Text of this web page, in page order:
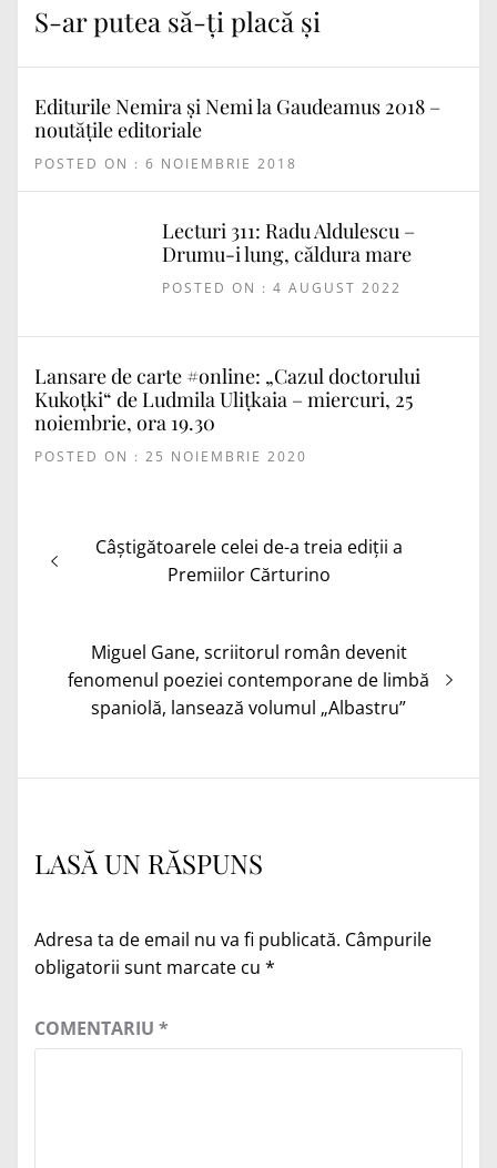
S-ar putea să-ți placă și
Editurile Nemira și Nemi la Gaudeamus 2018 –
noutățile editoriale
POSTED ON : 6 NOIEMBRIE 2018
Lecturi 311: Radu Aldulescu –
Drumu-i lung, căldura mare
POSTED ON : 4 AUGUST 2022
Lansare de carte #online: „Cazul doctorului
Kukoțki“ de Ludmila Ulițkaia – miercuri, 25
noiembrie, ora 19.30
POSTED ON : 25 NOIEMBRIE 2020
Navigare
în
Articolul
Câștigătoarele celei de-a treia ediții a
Premiilor Cărturino
Articolul
următor:
Miguel Gane, scriitorul român devenit
fenomenul poeziei contemporane de limbă
spaniolă, lansează volumul „Albastru”
LASĂ UN RĂSPUNS
Adresa ta de email nu va fi publicată. Câmpurile
obligatorii sunt marcate cu *
COMENTARIU *